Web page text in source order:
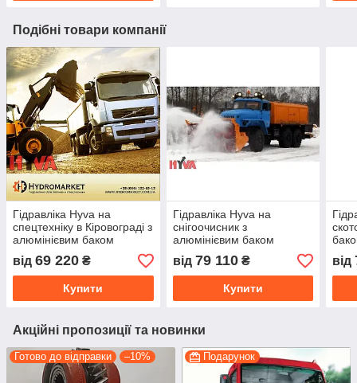
Подібні товари компанії
Гідравліка Hyva на
спецтехніку в Кіровограді з
алюмінієвим баком
від 69 220 ₴
Купити
Гідравліка Hyva на
снігоочисник з
алюмінієвим баком
від 79 110₴
Купити
від
Акційні пропозиції та новинки
Готово до відправки –10% Подарунок